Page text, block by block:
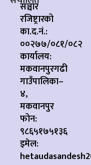
सञ्चार
रजिष्ट्रारको
का.द.नं.:
००२७७/०८१/०८२
कार्यालय:
मकवानपुरगढी
गाउँपालिका–
४,
मकवानपुर
फोन:
९८६५१७५१३६
इमेल: